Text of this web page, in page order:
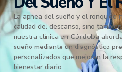
La apnea del sueño y el ronquido
calidad del descanso, sino
nuestra clínica enCórdoba
sueño mediante un diagnóstico
personalizados que mejoran la
bienestar diario.